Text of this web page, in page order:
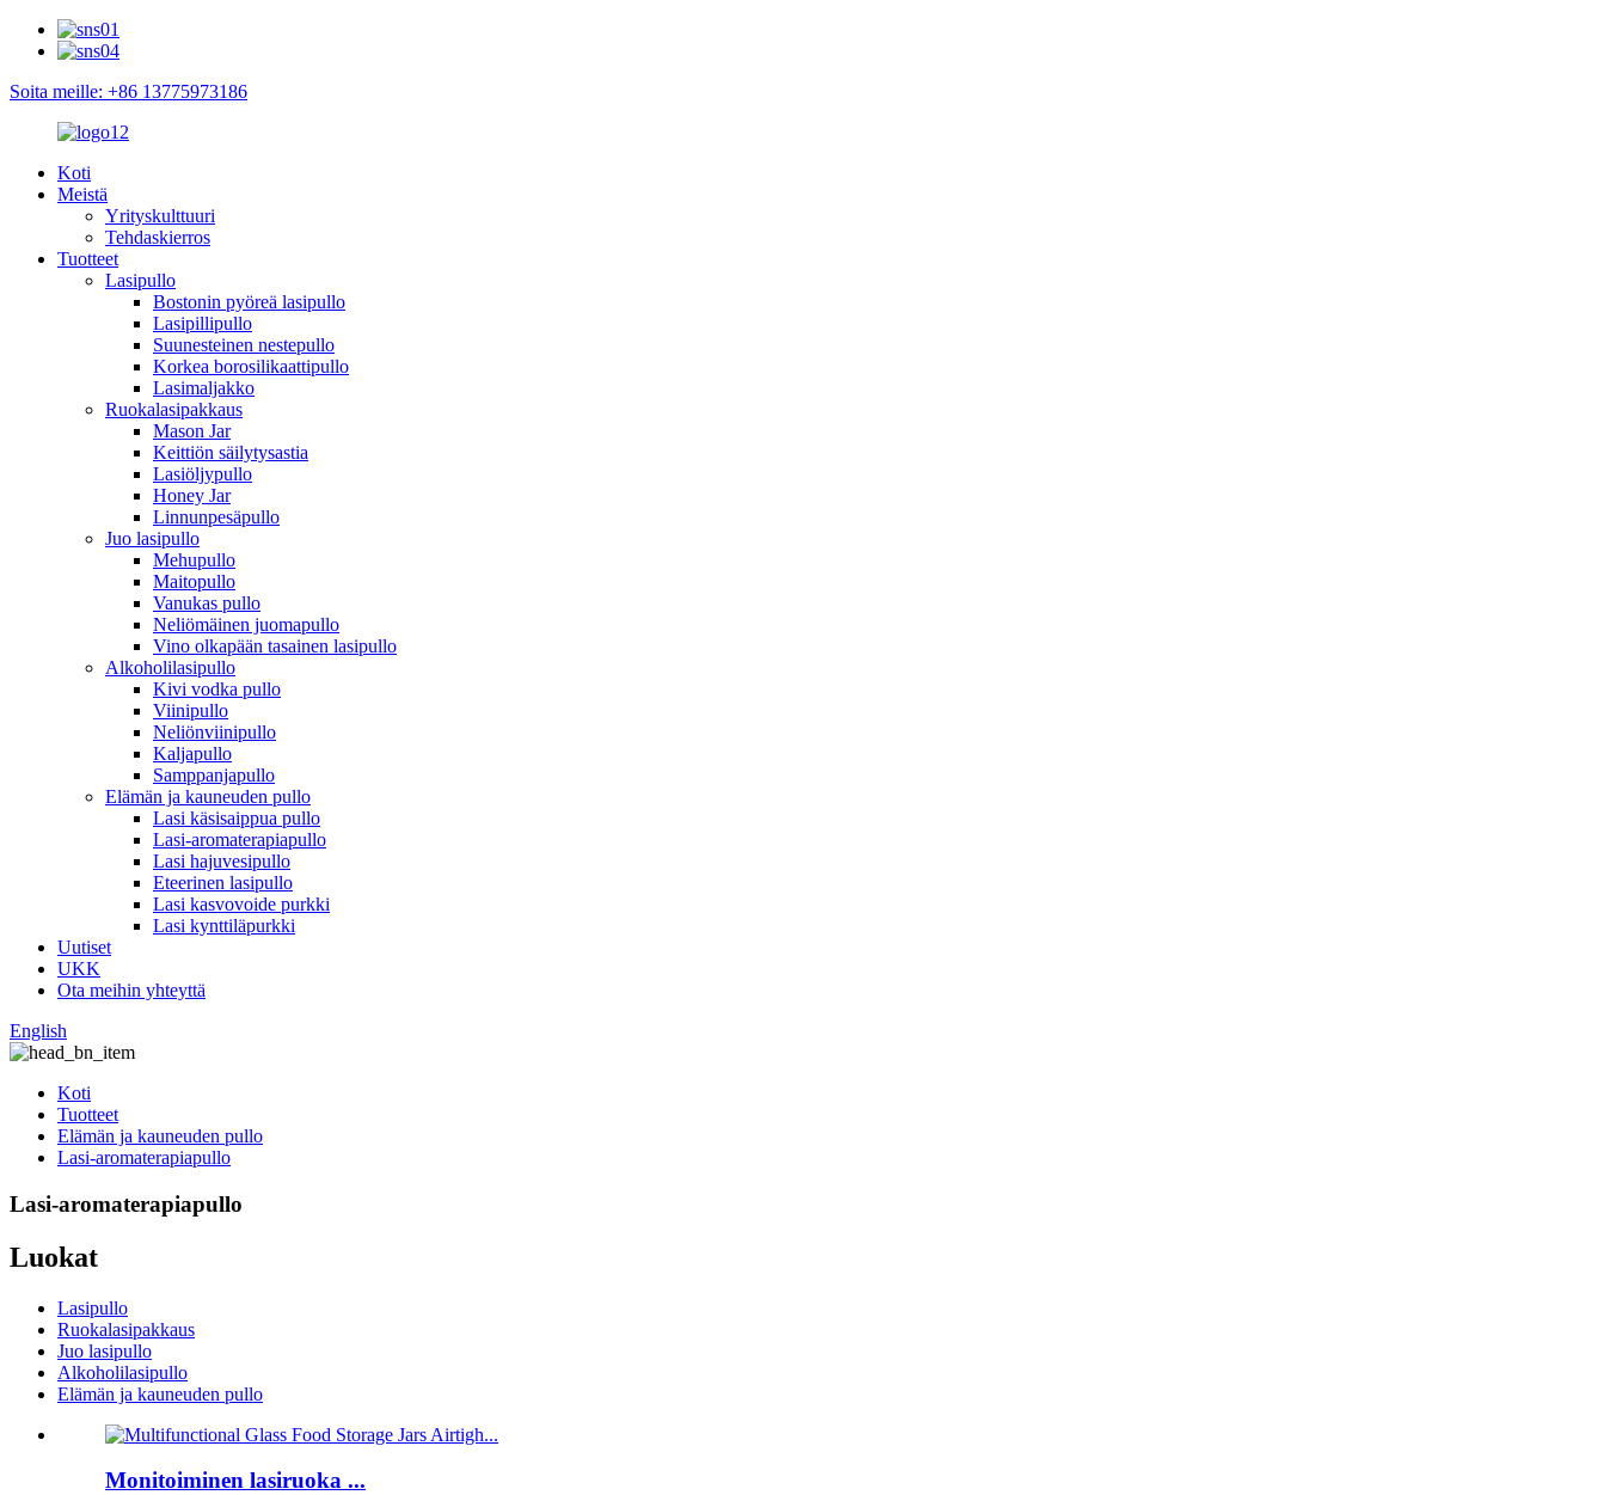
Soita meille: +86 13775973186
Koti
Meistä
Yrityskulttuuri
Tehdaskierros
Tuotteet
Lasipullo
Bostonin pyöreä lasipullo
Lasipillipullo
Suunesteinen nestepullo
Korkea borosilikaattipullo
Lasimaljakko
Ruokalasipakkaus
Mason Jar
Keittiön säilytysastia
Lasiöljypullo
Honey Jar
Linnunpesäpullo
Juo lasipullo
Mehupullo
Maitopullo
Vanukas pullo
Neliömäinen juomapullo
Vino olkapään tasainen lasipullo
Alkoholilasipullo
Kivi vodka pullo
Viinipullo
Neliönviinipullo
Kaljapullo
Samppanjapullo
Elämän ja kauneuden pullo
Lasi käsisaippua pullo
Lasi-aromaterapiapullo
Lasi hajuvesipullo
Eteerinen lasipullo
Lasi kasvovoide purkki
Lasi kynttiläpurkki
Uutiset
UKK
Ota meihin yhteyttä
English
Koti
Tuotteet
Elämän ja kauneuden pullo
Lasi-aromaterapiapullo
Lasi-aromaterapiapullo
Luokat
Lasipullo
Ruokalasipakkaus
Juo lasipullo
Alkoholilasipullo
Elämän ja kauneuden pullo
Monitoiminen lasiruoka ...